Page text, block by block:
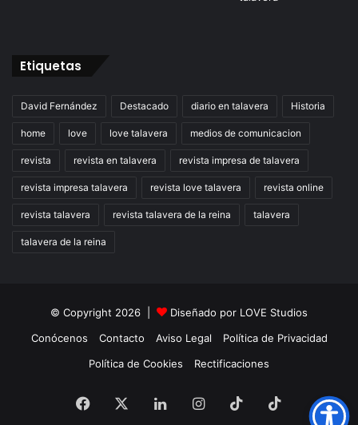
Etiquetas
David Fernández Destacado diario en talavera Historia
home love love talavera medios de comunicacion
revista revista en talavera revista impresa de talavera
revista impresa talavera revista love talavera revista online
revista talavera revista talavera de la reina talavera
talavera de la reina
© Copyright 2026 | Diseñado por LOVE Studios
Conócenos
Contacto Aviso Legal
Política de Privacidad
Política de Cookies
Rectificaciones
Facebook LinkedInInstagram
TikTok